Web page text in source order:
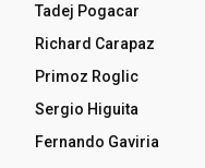
Tadej Pogacar
Richard Carapaz
Primoz Roglic
Sergio Higuita
Fernando Gaviria